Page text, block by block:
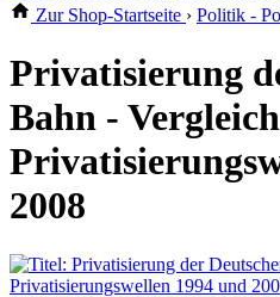
Zur Shop-Startseite › Politik -
Privatisierung
Bahn -
2008